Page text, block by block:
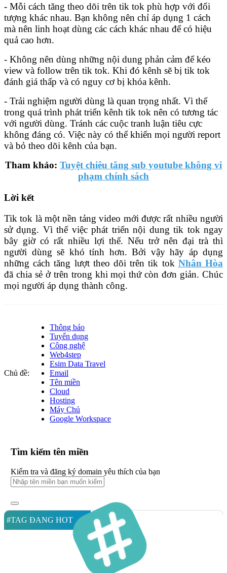
- Mỗi cách tăng theo dõi trên tik tok phù hợp với đối
tượng khác nhau. Bạn không nên chỉ áp dụng 1 cách
mà nên linh hoạt dùng các cách khác nhau để có hiệu
quả cao hơn.
- Không nên dùng những nội dung phản cảm để kéo
view và follow trên tik tok. Khi đó kênh sẽ bị tik tok
đánh giá thấp và có nguy cơ bị khóa kênh.
- Trải nghiệm người dùng là quan trọng nhất. Vì thế
trong quá trình phát triển kênh tik tok nên có tương tác
với người dùng. Tránh các cuộc tranh luận tiêu cực
không đáng có. Việc này có thể khiến mọi người report
và bỏ theo dõi kênh của bạn.
Tham khảo: Tuyệt chiêu tăng sub youtube không vi
phạm chính sách
Lời kết
Tik tok là một nền tảng video mới được rất nhiều người
sử dụng. Vì thế việc phát triển nội dung tik tok ngay
bây giờ có rất nhiều lợi thế. Nếu trở nên đại trà thì
người dùng sẽ khó tính hơn. Bởi vậy hãy áp dụng
những cách tăng lượt theo dõi trên tik tok Nhân Hòa
đã chia sẻ ở trên trong khi mọi thứ còn đơn giản. Chúc
mọi người áp dụng thành công.
Chủ đề:
Thông báo
Tuyển dụng
Công nghệ
Web4step
Esim Data Travel
Email
Tên miền
Cloud
Hosting
Máy Chủ
Google Workspace
Tìm kiếm tên miền
Kiểm tra và đăng ký domain yêu thích của bạn
#TAG ĐANG HOT